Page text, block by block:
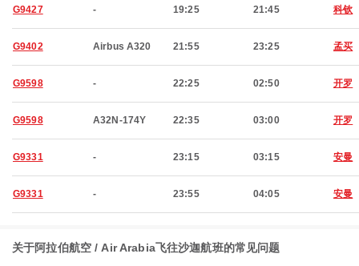
G9427 - 19:25 21:45 科钦
G9402 Airbus A320 21:55 23:25 孟买
G9598 - 22:25 02:50 开罗
G9598 A32N-174Y 22:35 03:00 开罗
G9331 - 23:15 03:15 安曼
G9331 - 23:55 04:05 安曼
关于阿拉伯航空 / Air Arabia飞往沙迦航班的常见问题